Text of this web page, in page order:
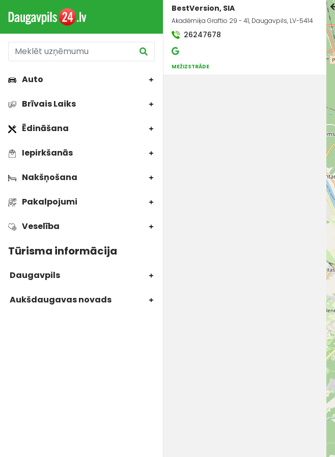
Auto
Brīvais Laiks
Ēdināšana
Iepirkšanās
Nakšņošana
Pakalpojumi
Veselība
Tūrisma informācija
Daugavpils
Aukšdaugavas novads
BestVersion, SIA
Akadēmiķa Graftio 29 - 41, Daugavpils, LV-5414
26247678
MEŽIZSTRĀDE